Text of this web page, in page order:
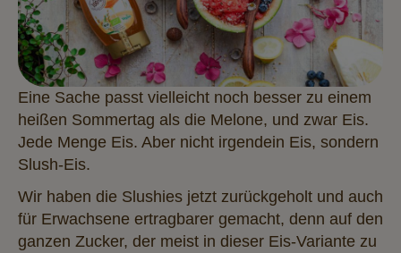
Eine Sache passt vielleicht noch besser zu einem
heißen Sommertag als die Melone, und zwar Eis.
Jede Menge Eis. Aber nicht irgendein Eis, sondern
Slush-Eis.
Wir haben die Slushies jetzt zurückgeholt und auch
für Erwachsene ertragbarer gemacht, denn auf den
ganzen Zucker, der meist in dieser Eis-Variante zu